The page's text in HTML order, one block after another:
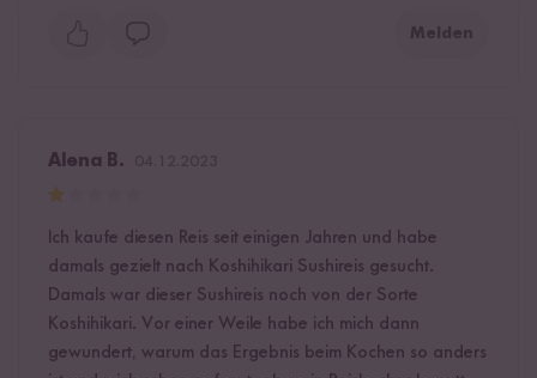
Melden
Alena B.
Ich kaufe diesen Reis seit einigen Jahren und habe
damals gezielt nach Koshihikari Sushireis gesucht.
Damals war dieser Sushireis noch von der Sorte
Koshihikari. Vor einer Weile habe ich mich dann
gewundert, warum das Ergebnis beim Kochen so anders